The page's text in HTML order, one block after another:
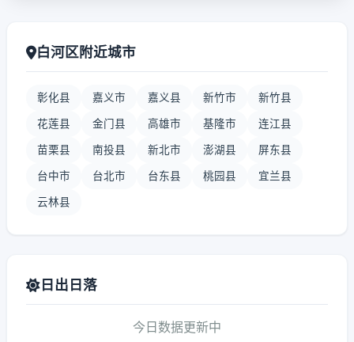
白河区附近城市
彰化县 嘉义市 嘉义县 新竹市 新竹县
花莲县 金门县 高雄市 基隆市 连江县
苗栗县 南投县 新北市 澎湖县 屏东县
台中市 台北市 台东县 桃园县 宜兰县
云林县
日出日落
今日数据更新中